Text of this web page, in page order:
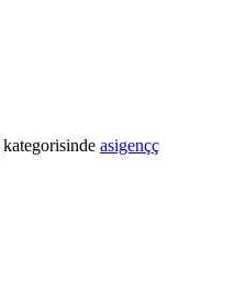
kategorisinde asigençç